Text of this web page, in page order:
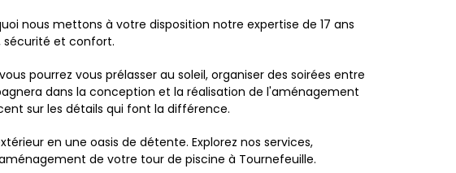
nous mettons à votre disposition notre expertise de 17 ans
sécurité et confort.
pourrez vous prélasser au soleil, organiser des soirées entre
dans la conception et la réalisation de l'aménagement
sur les détails qui font la différence.
en une oasis de détente. Explorez nos services,
de votre tour de piscine à Tournefeuille.